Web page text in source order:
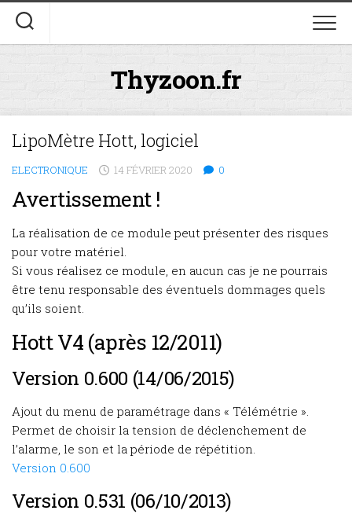
Skip
content
Thyzoon.fr
LipoMètre Hott, logiciel
ELECTRONIQUE 14 FÉVRIER 2020 0
Avertissement !
La réalisation de ce module peut présenter des risques
pour votre matériel.
Si vous réalisez ce module, en aucun cas je ne pourrais
être tenu responsable des éventuels dommages quels
qu’ils soient.
Hott V4 (après 12/2011)
Version 0.600 (14/06/2015)
Ajout du menu de paramétrage dans « Télémétrie ».
Permet de choisir la tension de déclenchement de
l’alarme, le son et la période de répétition.
Version 0.600
Version 0.531 (06/10/2013)